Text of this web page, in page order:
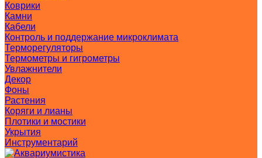
Коврики
Камни
Кабели
Контроль и поддержание микроклимата
Терморегуляторы
Термометры и гигрометры
Увлажнители
Декор
Фоны
Растения
Коряги и лианы
Плотики и мостики
Укрытия
Инструментарий